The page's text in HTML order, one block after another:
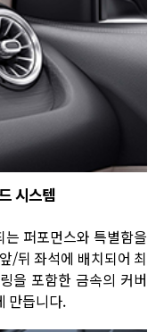
시스템
퍼포먼스와 특별함을
/뒤 좌석에 배치되어 최
을 포함한 금속의 커버
만듭니다.